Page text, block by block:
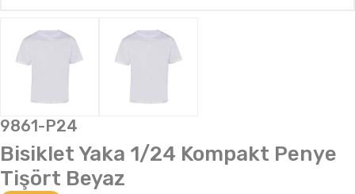
9861-P24
Bisiklet Yaka 1/24 Kompakt Penye
Tişört Beyaz